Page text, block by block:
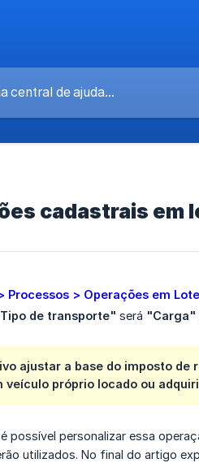
cadastrais em
Processos > Operações em
de transporte" será "Carga"
ajustar a base do imposto
próprio locado ou
é possível personalizar essa
utilizados. No final do artigo